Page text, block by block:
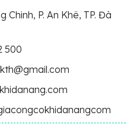
Chinh, P. An‍ Khê, TP. Đà
500